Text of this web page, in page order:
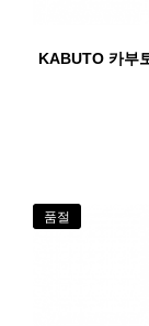
KABUTO 카부
품절